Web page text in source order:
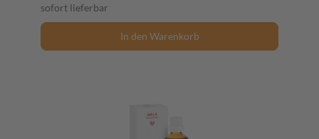
sofort lieferbar
In den Warenkorb